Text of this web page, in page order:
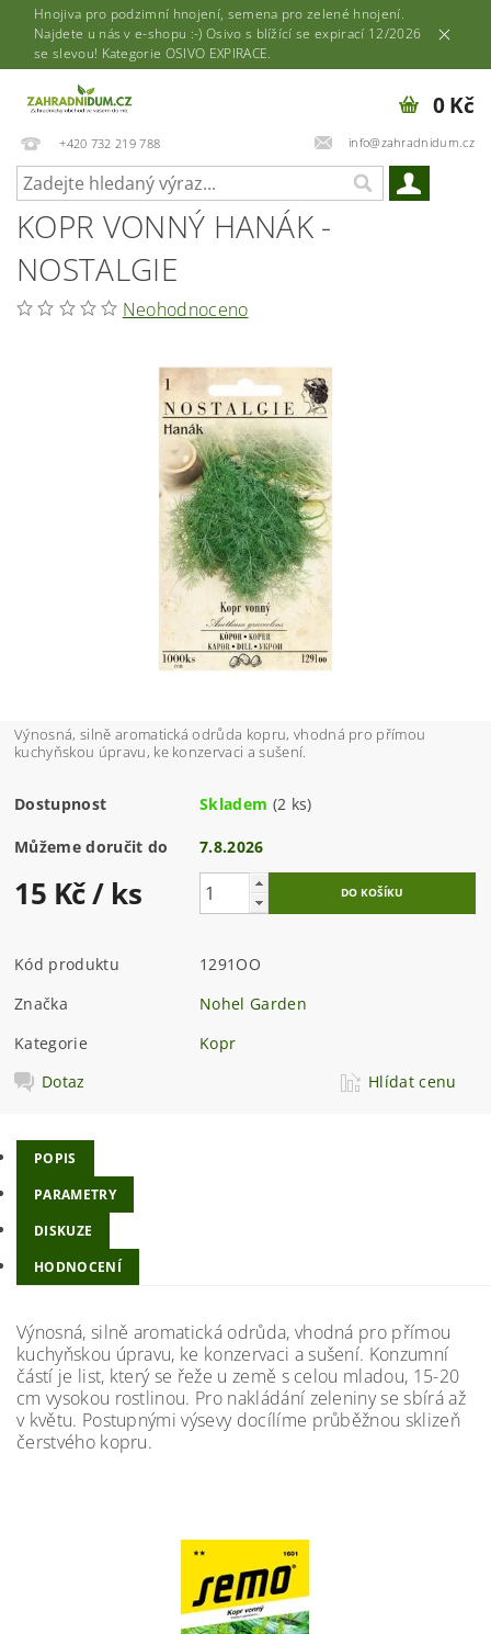
Hnojiva pro podzimní hnojení, semena pro zelené hnojení.
Najdete u nás v e-shopu :-) Osivo s blížící se expirací 12/2026
se slevou! Kategorie OSIVO EXPIRACE.
+420 732 219 788 info@zahradnidum.cz
0 Kč
KOPR VONNÝ HANÁK -
NOSTALGIE
Neohodnoceno
Výnosná, silně aromatická odrůda kopru, vhodná pro přímou
kuchyňskou úpravu, ke konzervaci a sušení.
Dostupnost Skladem (2 ks)
Můžeme doručit do 7.8.2026
15 Kč/ ks
Kód produktu
1291OO
Značka
Nohel Garden
Kategorie
Kopr
Dotaz
Hlídat cenu
POPIS
PARAMETRY
DISKUZE
HODNOCENÍ
Výnosná, silně aromatická odrůda, vhodná pro přímou
kuchyňskou úpravu, ke konzervaci a sušení. Konzumní
částí je list, který se řeže u země s celou mladou, 15-20
cm vysokou rostlinou. Pro nakládání zeleniny se sbírá až
v květu. Postupnými výsevy docílíme průběžnou sklizeň
čerstvého kopru.